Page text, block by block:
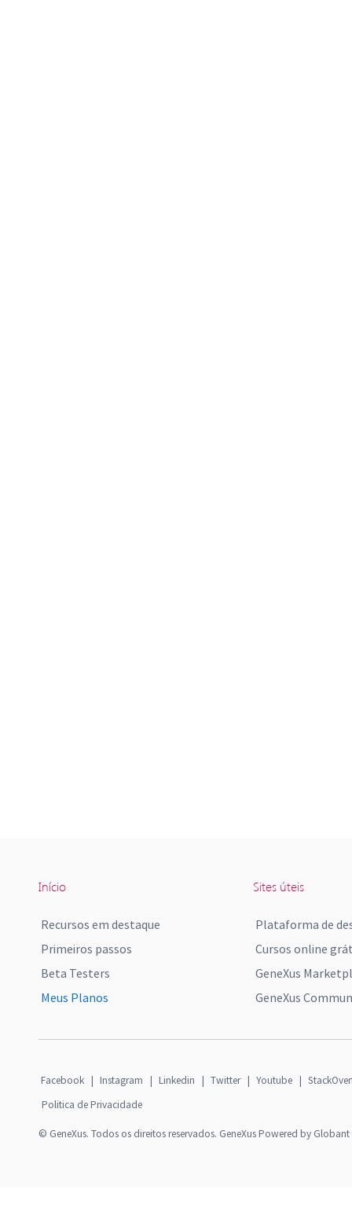
Início
Recursos em destaque
Primeiros passos
Beta Testers
Meus Planos
Sites úteis
Plataforma de
Cursos online
GeneXus
GeneXus
Facebook | Instagram | Linkedin | Twitter | Youtube |
Politica de Privacidade
© GeneXus. Todos os direitos reservados. GeneXus Powered by Globant